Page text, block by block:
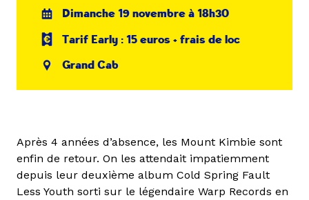
Dimanche 19 novembre à 18h30
Tarif Early : 15 euros + frais de loc
Grand Cab
Après 4 années d’absence, les Mount Kimbie sont
enfin de retour. On les attendait impatiemment
depuis leur deuxième album Cold Spring Fault
Less Youth sorti sur le légendaire Warp Records en